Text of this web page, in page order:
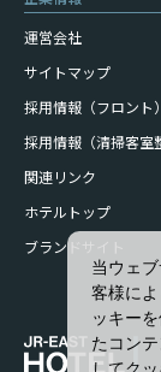
運営会社
サイトマップ
採用情報（フロント）
採用情報（清掃客室
関連リンク
ホテルトップ
ブランドサイト
当ウェ
客様に
ッキー
たコン